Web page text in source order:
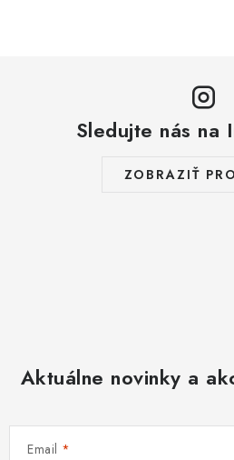
Sledujte nás na
ZOBRAZIŤ
Aktuálne novinky a
Email